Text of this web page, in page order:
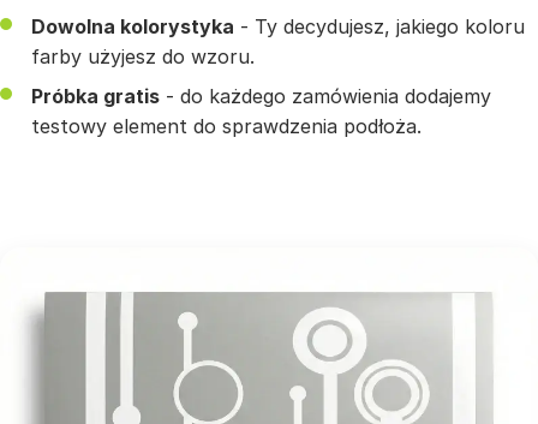
Dowolna kolorystyka - Ty decydujesz, jakiego koloru
farby użyjesz do wzoru.
Próbka gratis - do każdego zamówienia dodajemy
testowy element do sprawdzenia podłoża.